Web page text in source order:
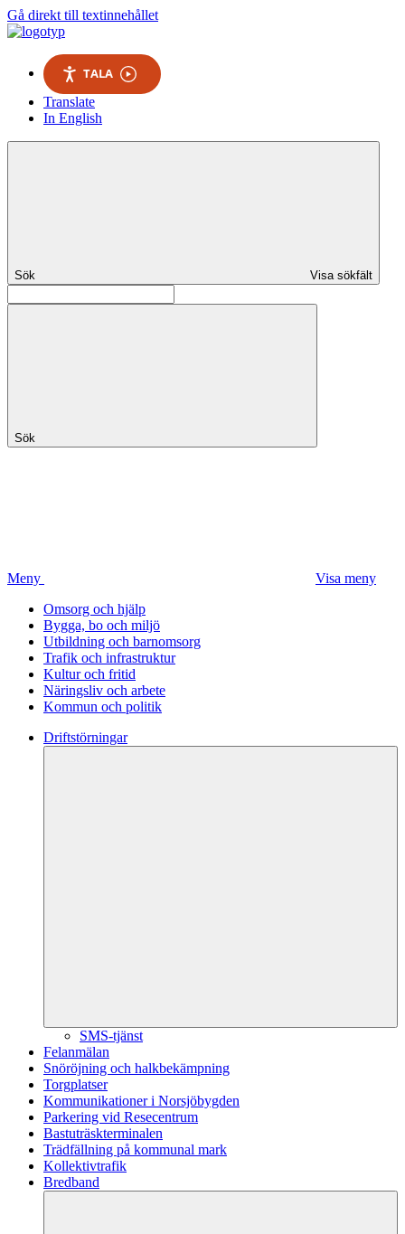
Gå direkt till textinnehållet
TALA
Translate
In English
Sök Visa sökfält
Sök
Meny
Visa meny
Omsorg och hjälp
Bygga, bo och miljö
Utbildning och barnomsorg
Trafik och infrastruktur
Kultur och fritid
Näringsliv och arbete
Kommun och politik
Driftstörningar
SMS-tjänst
Felanmälan
Snöröjning och halkbekämpning
Torgplatser
Kommunikationer i Norsjöbygden
Parkering vid Resecentrum
Bastuträskterminalen
Trädfällning på kommunal mark
Kollektivtrafik
Bredband